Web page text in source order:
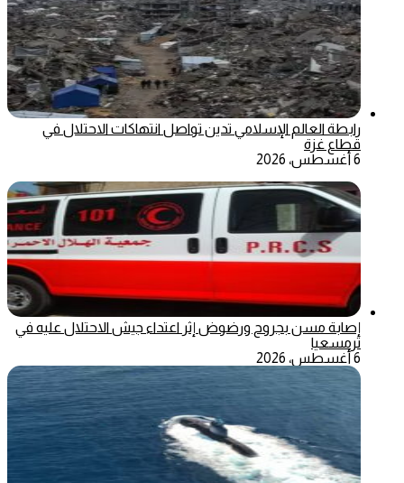
رابطة العالم الإسلامي تدين تواصل انتهاكات الاحتلال في
قطاع غزة
6 أغسطس، 2026
إصابة مسن بجروح ورضوض إثر اعتداء جيش الاحتلال عليه في
ترمسعيا
6 أغسطس، 2026